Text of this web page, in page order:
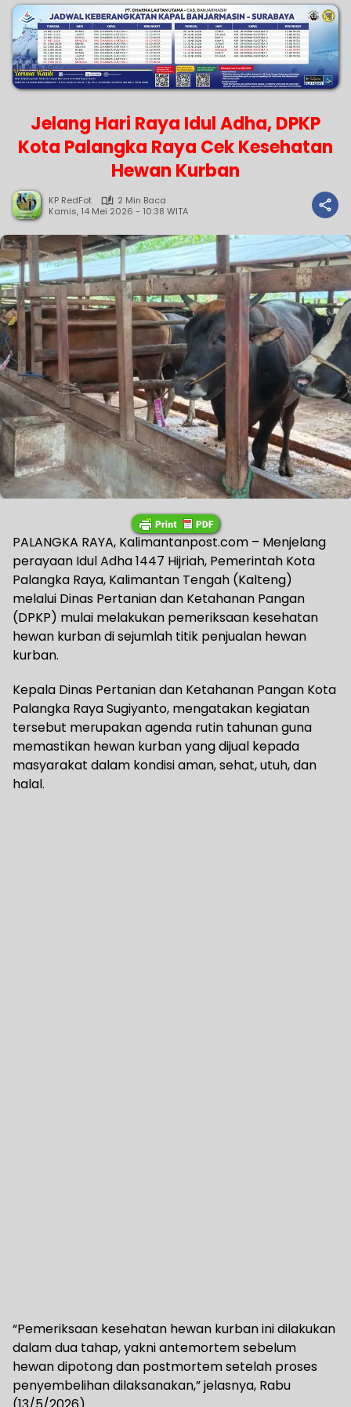
Jelang Hari Raya Idul Adha, DPKP
Kota Palangka Raya Cek Kesehatan
Hewan Kurban
KP RedFot
2 Min Baca
Kamis, 14 Mei 2026 - 10:38 WITA
PALANGKA RAYA, Kalimantanpost.com – Menjelang
perayaan Idul Adha 1447 Hijriah, Pemerintah Kota
Palangka Raya, Kalimantan Tengah (Kalteng)
melalui Dinas Pertanian dan Ketahanan Pangan
(DPKP) mulai melakukan pemeriksaan kesehatan
hewan kurban di sejumlah titik penjualan hewan
kurban.
Kepala Dinas Pertanian dan Ketahanan Pangan Kota
Palangka Raya Sugiyanto, mengatakan kegiatan
tersebut merupakan agenda rutin tahunan guna
memastikan hewan kurban yang dijual kepada
masyarakat dalam kondisi aman, sehat, utuh, dan
halal.
“Pemeriksaan kesehatan hewan kurban ini dilakukan
dalam dua tahap, yakni antemortem sebelum
hewan dipotong dan postmortem setelah proses
penyembelihan dilaksanakan,” jelasnya, Rabu